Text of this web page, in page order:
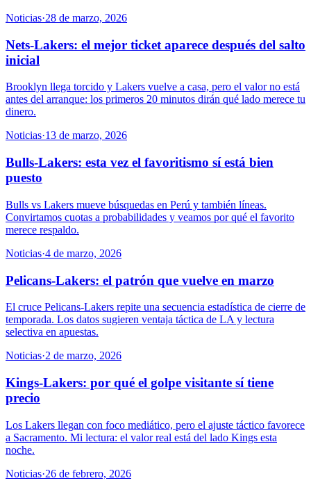
Noticias·28 de marzo, 2026
Nets-Lakers: el mejor ticket aparece después del salto
inicial
Brooklyn llega torcido y Lakers vuelve a casa, pero el valor no está
antes del arranque: los primeros 20 minutos dirán qué lado merece tu
dinero.
Noticias·13 de marzo, 2026
Bulls-Lakers: esta vez el favoritismo sí está bien
puesto
Bulls vs Lakers mueve búsquedas en Perú y también líneas.
Convirtamos cuotas a probabilidades y veamos por qué el favorito
merece respaldo.
Noticias·4 de marzo, 2026
Pelicans-Lakers: el patrón que vuelve en marzo
El cruce Pelicans-Lakers repite una secuencia estadística de cierre de
temporada. Los datos sugieren ventaja táctica de LA y lectura
selectiva en apuestas.
Noticias·2 de marzo, 2026
Kings-Lakers: por qué el golpe visitante sí tiene
precio
Los Lakers llegan con foco mediático, pero el ajuste táctico favorece
a Sacramento. Mi lectura: el valor real está del lado Kings esta
noche.
Noticias·26 de febrero, 2026